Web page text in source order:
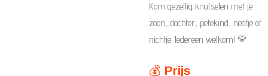
Kom gezellig knutselen met je
zoon, dochter, petekind, neefje of
nichtje. Iedereen welkom! 💛
💰 Prijs